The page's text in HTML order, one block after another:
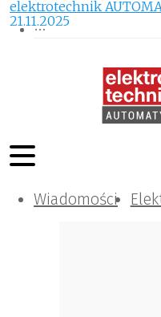
Wiadomości
Komunikacja i IT
Kontrola
Tematy specjalne
elektrotechnik
21.11.2025